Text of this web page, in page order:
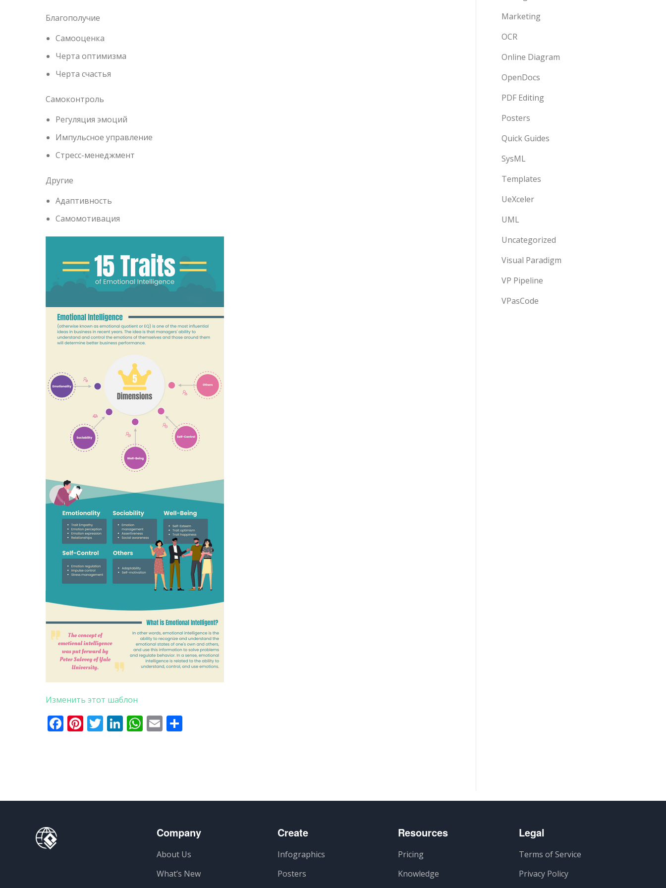
Благополучие
Самооценка
Черта оптимизма
Черта счастья
Самоконтроль
Регуляция эмоций
Импульсное управление
Стресс-менеджмент
Другие
Адаптивность
Самомотивация
Изменить этот шаблон
Facebook
Pinterest
Twitter
LinkedIn
WhatsApp
Email
Marketing
OCR
Online Diagram
OpenDocs
PDF Editing
Posters
Quick Guides
SysML
Templates
UeXceler
UML
Uncategorized
Visual Paradigm
VP Pipeline
VPasCode
Company
About Us
What’s New
Create
Infographics
Posters
Resources
Pricing
Knowledge
Legal
Terms of Service
Privacy Policy